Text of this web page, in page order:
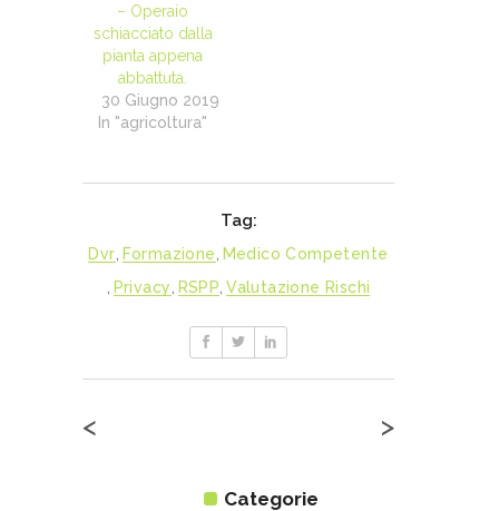
– Operaio
schiacciato dalla
pianta appena
abbattuta.
30 Giugno 2019
In "agricoltura"
Tag:
Dvr Formazione
Medico Competente
Privacy RSPP Valutazione Rischi
< >
Categorie